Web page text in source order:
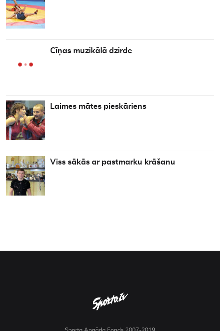
Cīņas muzikālā dzirde
Laimes mātes pieskāriens
Viss sākās ar pastmarku krāšanu